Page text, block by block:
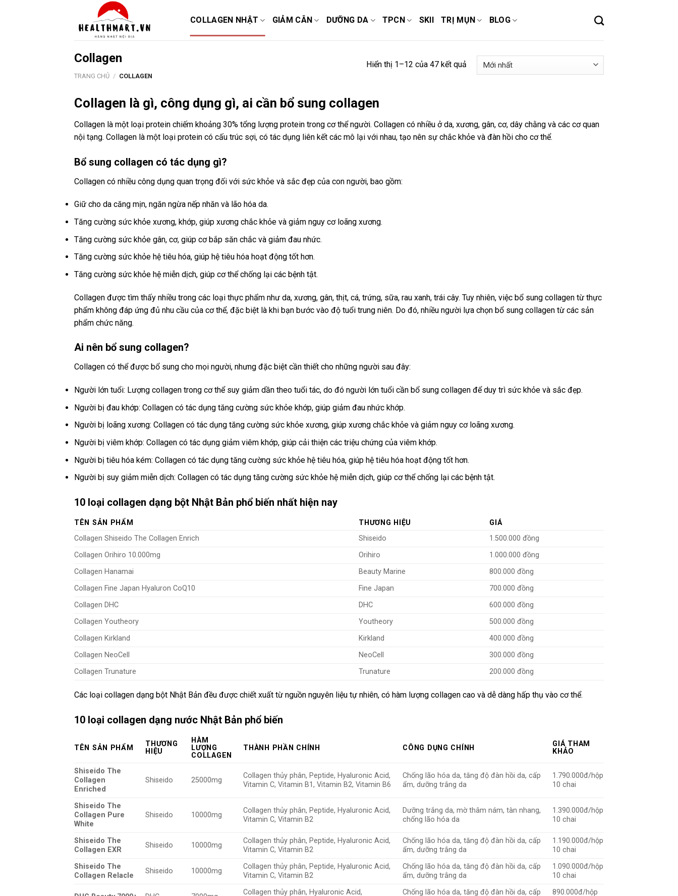
COLLAGEN NHẬT GIẢM CÂN DƯỠNG DA TPCN SKII TRỊ MỤN BLOG
Collagen
TRANG CHỦ / COLLAGEN
Hiển thị 1–12 của 47 kết quả
Collagen là gì, công dụng gì, ai cần bổ sung collagen
Collagen là một loại protein chiếm khoảng 30% tổng lượng protein trong cơ thể người. Collagen có nhiều ở da, xương, gân, cơ, dây chằng và các cơ quan
nội tạng. Collagen là một loại protein có cấu trúc sợi, có tác dụng liên kết các mô lại với nhau, tạo nên sự chắc khỏe và đàn hồi cho cơ thể.
Bổ sung collagen có tác dụng gì?
Collagen có nhiều công dụng quan trọng đối với sức khỏe và sắc đẹp của con người, bao gồm:
Giữ cho da căng mịn, ngăn ngừa nếp nhăn và lão hóa da.
Tăng cường sức khỏe xương, khớp, giúp xương chắc khỏe và giảm nguy cơ loãng xương.
Tăng cường sức khỏe gân, cơ, giúp cơ bắp săn chắc và giảm đau nhức.
Tăng cường sức khỏe hệ tiêu hóa, giúp hệ tiêu hóa hoạt động tốt hơn.
Tăng cường sức khỏe hệ miễn dịch, giúp cơ thể chống lại các bệnh tật.
Collagen được tìm thấy nhiều trong các loại thực phẩm như da, xương, gân, thịt, cá, trứng, sữa, rau xanh, trái cây. Tuy nhiên, việc bổ sung collagen từ thực
phẩm không đáp ứng đủ nhu cầu của cơ thể, đặc biệt là khi bạn bước vào độ tuổi trung niên. Do đó, nhiều người lựa chọn bổ sung collagen từ các sản
phẩm chức năng.
Ai nên bổ sung collagen?
Collagen có thể được bổ sung cho mọi người, nhưng đặc biệt cần thiết cho những người sau đây:
Người lớn tuổi: Lượng collagen trong cơ thể suy giảm dần theo tuổi tác, do đó người lớn tuổi cần bổ sung collagen để duy trì sức khỏe và sắc đẹp.
Người bị đau khớp: Collagen có tác dụng tăng cường sức khỏe khớp, giúp giảm đau nhức khớp.
Người bị loãng xương: Collagen có tác dụng tăng cường sức khỏe xương, giúp xương chắc khỏe và giảm nguy cơ loãng xương.
Người bị viêm khớp: Collagen có tác dụng giảm viêm khớp, giúp cải thiện các triệu chứng của viêm khớp.
Người bị tiêu hóa kém: Collagen có tác dụng tăng cường sức khỏe hệ tiêu hóa, giúp hệ tiêu hóa hoạt động tốt hơn.
Người bị suy giảm miễn dịch: Collagen có tác dụng tăng cường sức khỏe hệ miễn dịch, giúp cơ thể chống lại các bệnh tật.
10 loại collagen dạng bột Nhật Bản phổ biến nhất hiện nay
TÊN SẢN PHẨM THƯƠNG HIỆU
GIÁ
Collagen Shiseido The Collagen Enrich
Shiseido
1.500.000 đồng
Collagen Orihiro 10.000mg
Orihiro
1.000.000 đồng
Collagen Hanamai
Beauty Marine
800.000 đồng
Collagen Fine Japan Hyaluron CoQ10
Fine Japan
700.000 đồng
Collagen DHC
DHC
600.000 đồng
Collagen Youtheory
Youtheory
500.000 đồng
Collagen Kirkland
Kirkland
400.000 đồng
Collagen NeoCell
NeoCell
300.000 đồng
Collagen Trunature
Trunature 200.000 đồng
Các loại collagen dạng bột Nhật Bản đều được chiết xuất từ nguồn nguyên liệu tự nhiên, có hàm lượng collagen cao và dễ dàng hấp thụ vào cơ thể.
10 loại collagen dạng nước Nhật Bản phổ biến
TÊN SẢN PHẨM
THƯƠNG
HIỆU
HÀM
LƯỢNG
COLLAGEN
THÀNH PHẦN CHÍNH CÔNG DỤNG CHÍNH
GIÁ THAM
KHẢO
Shiseido The
Collagen
Enriched
Shiseido 25000mg
Collagen thủy phân, Peptide, Hyaluronic Acid,
Vitamin C, Vitamin B1, Vitamin B2, Vitamin B6
Chống lão hóa da, tăng độ đàn hồi da, cấp
ẩm, dưỡng trắng da
1.790.000đ/hộp
10 chai
Shiseido The
Collagen Pure
White
Shiseido 10000mg
Collagen thủy phân, Peptide, Hyaluronic Acid,
Vitamin C, Vitamin B2
Dưỡng trắng da, mờ thâm nám, tàn nhang,
chống lão hóa da
1.390.000đ/hộp
10 chai
Shiseido The
Collagen EXR
Shiseido 10000mg
Collagen thủy phân, Peptide, Hyaluronic Acid,
Vitamin C, Vitamin B2
Chống lão hóa da, tăng độ đàn hồi da, cấp
ẩm, dưỡng trắng da
1.190.000đ/hộp
10 chai
Shiseido The
Collagen Relacle
Shiseido 10000mg
Collagen thủy phân, Peptide, Hyaluronic Acid,
Vitamin C, Vitamin B2
Chống lão hóa da, tăng độ đàn hồi da, cấp
ẩm, dưỡng trắng da
1.090.000đ/hộp
10 chai
Collagen thủy phân, Hyaluronic Acid,
Chống lão hóa da, tăng độ đàn hồi da, cấp
890.000đ/hộp